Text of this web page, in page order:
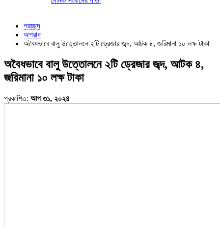
প্রচ্ছদ
অপরাধ
অবৈধভাবে বালু উত্তোলনে ২টি ড্রেজার জব্দ, আটক ৪, জরিমানা ১০ লক্ষ টাকা
অবৈধভাবে বালু উত্তোলনে ২টি ড্রেজার জব্দ, আটক ৪,
জরিমানা ১০ লক্ষ টাকা
প্রকাশিত: আগ ৩১, ২০২৪